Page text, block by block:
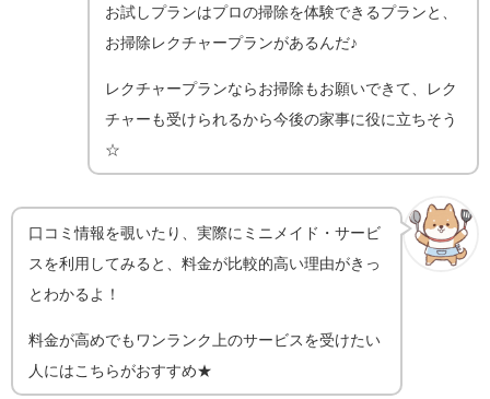
お試しプランはプロの掃除を体験できるプランと、
お掃除レクチャープランがあるんだ♪
レクチャープランならお掃除もお願いできて、レク
チャーも受けられるから今後の家事に役に立ちそう
☆
口コミ情報を覗いたり、実際にミニメイド・サービ
スを利用してみると、料金が比較的高い理由がきっ
とわかるよ！
料金が高めでもワンランク上のサービスを受けたい
人にはこちらがおすすめ★